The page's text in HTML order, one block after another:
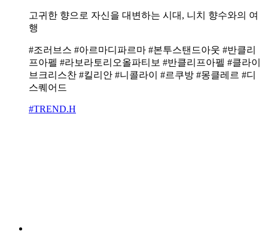
고귀한 향으로 자신을 대변하는 시대, 니치 향수와의 여
행
#조러브스 #아르마디파르마 #본투스탠드아웃 #반클리
프아펠 #라보라토리오올파티보 #반클리프아펠 #클라이
브크리스찬 #킬리안 #니콜라이 #르쿠방 #몽클레르 #디
스퀘어드
#TREND.H